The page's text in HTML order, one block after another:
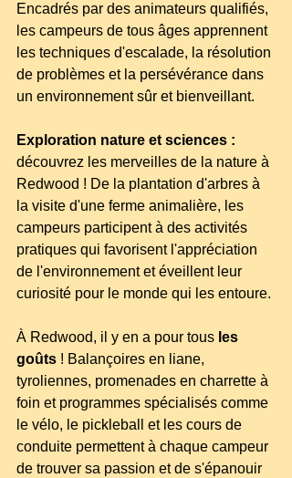
Encadrés par des animateurs qualifiés,
les campeurs de tous âges apprennent
les techniques d'escalade, la résolution
de problèmes et la persévérance dans
un environnement sûr et bienveillant.
Exploration nature et sciences :
découvrez les merveilles de la nature à
Redwood ! De la plantation d'arbres à
la visite d'une ferme animalière, les
campeurs participent à des activités
pratiques qui favorisent l'appréciation
de l'environnement et éveillent leur
curiosité pour le monde qui les entoure.
À Redwood, il y en a pour tous les
goûts ! Balançoires en liane,
tyroliennes, promenades en charrette à
foin et programmes spécialisés comme
le vélo, le pickleball et les cours de
conduite permettent à chaque campeur
de trouver sa passion et de s'épanouir